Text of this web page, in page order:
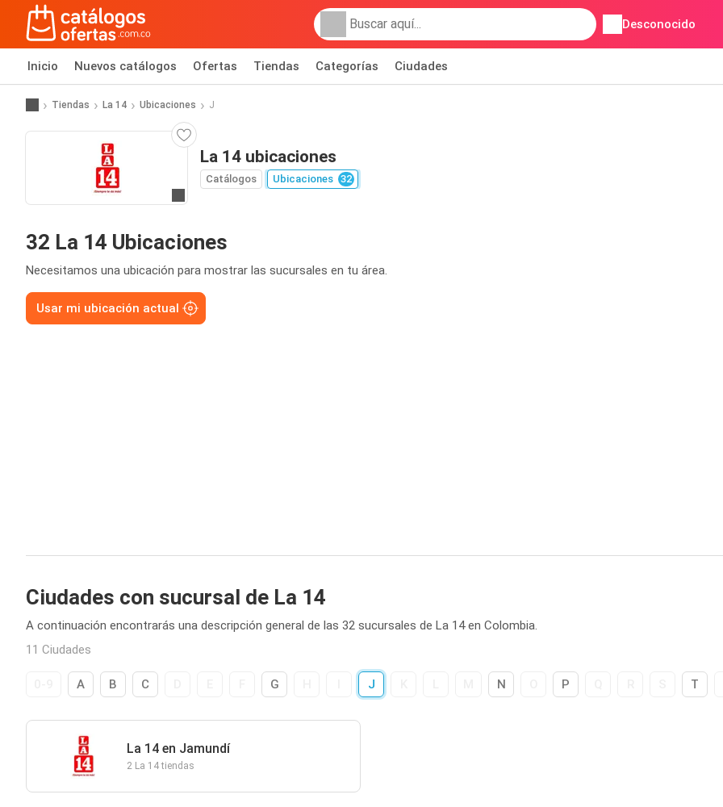
Desconocido
Inicio Nuevos catálogos Ofertas Tiendas Categorías Ciudades
Tiendas La 14 Ubicaciones J
La 14 ubicaciones
Catálogos Ubicaciones 32
32 La 14 Ubicaciones
Necesitamos una ubicación para mostrar las sucursales en tu área.
Usar mi ubicación actual
Ciudades con sucursal de La 14
A continuación encontrarás una descripción general de las 32 sucursales de La 14 en Colombia.
11 Ciudades
A B C G J N P T
La 14 en Jamundí
2 La 14 tiendas